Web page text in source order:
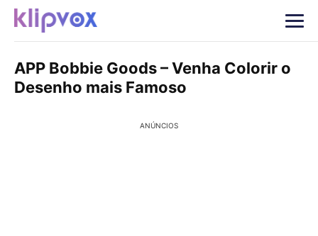
APP Bobbie Goods – Venha Colorir o
Desenho mais Famoso
ANÚNCIOS